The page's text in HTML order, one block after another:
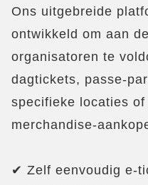
Ons uitgebreide
ontwikkeld om aan
organisatoren te
dagtickets, passe-
specifieke locaties
merchandise-
✔ Zelf eenvoudig e-